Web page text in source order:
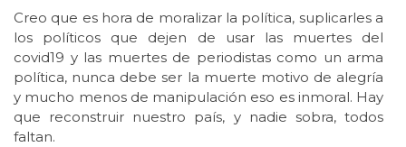
Creo que es hora de moralizar la política, suplicarles a
los políticos que dejen de usar las muertes del
covid19 y las muertes de periodistas como un arma
política, nunca debe ser la muerte motivo de alegría
y mucho menos de manipulación eso es inmoral. Hay
que reconstruir nuestro país, y nadie sobra, todos
faltan.